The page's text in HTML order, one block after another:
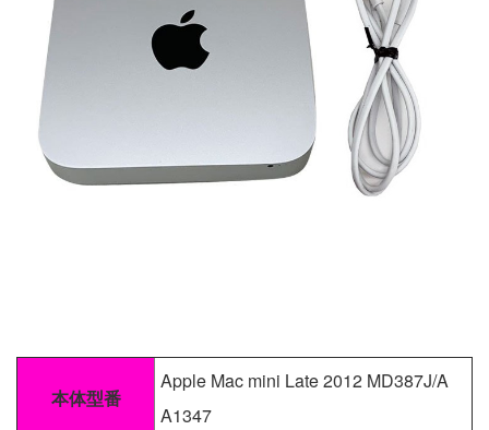
本体型番
Apple Mac mini Late 2012 MD387J/A
A1347